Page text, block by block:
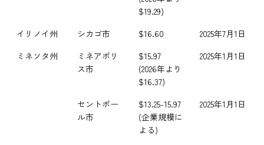
$19.29)
イリノイ州 シカゴ市 $16.60
2025年7月1日
ミネソタ州
ミネアポリ
ス市
$15.97
(2026年より
$16.37)
2025年1月1日
セントポー
ル市
$13.25-15.97
(企業規模に
よる)
2025年1月1日